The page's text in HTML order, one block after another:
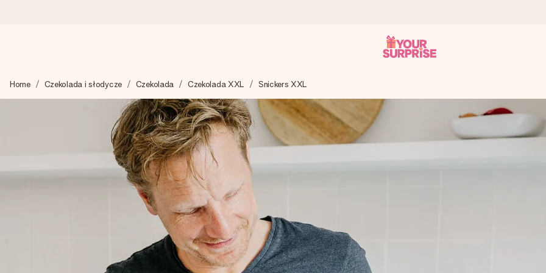
Tworzymy Twój prezent z troską i wysyłamy go w mgnieniu oka – dzięki czemu możesz go dać dokładnie we właściwym
4,7 (na podstawie +15 000 opinii)
Nasze prezenty inspirują. Klienci oceniają nas na 4,7 w Google Reviews.
Darmowy bilecik z życzeniami
Stwórz coś wyjątkowego w zaledwie kilku krokach – z jej imieniem, swoim zdjęciem lub wiadomością, która naprawdę poruszy
Home Czekolada i słodycze Czekolada Czekolada XXL Snickers XXL